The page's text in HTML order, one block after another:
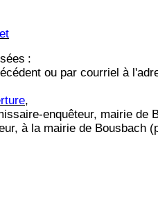
:
ou par courriel à
,
enquêteur, mairie de
à la mairie de Bousbach